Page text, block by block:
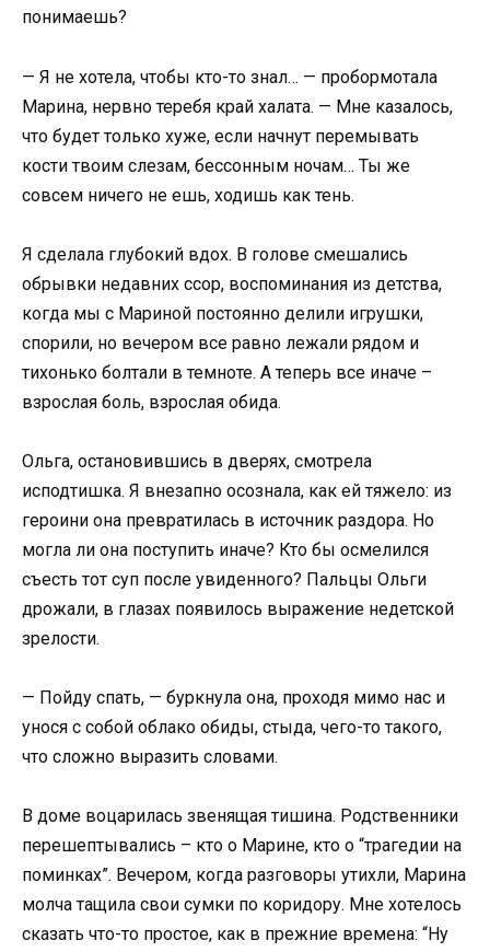
понимаешь?
— Я не хотела, чтобы кто-то знал… — пробормотала
Марина, нервно теребя край халата. — Мне казалось,
что будет только хуже, если начнут перемывать
кости твоим слезам, бессонным ночам… Ты же
совсем ничего не ешь, ходишь как тень.
Я сделала глубокий вдох. В голове смешались
обрывки недавних ссор, воспоминания из детства,
когда мы с Мариной постоянно делили игрушки,
спорили, но вечером все равно лежали рядом и
тихонько болтали в темноте. А теперь все иначе –
взрослая боль, взрослая обида.
Ольга, остановившись в дверях, смотрела
исподтишка. Я внезапно осознала, как ей тяжело: из
героини она превратилась в источник раздора. Но
могла ли она поступить иначе? Кто бы осмелился
съесть тот суп после увиденного? Пальцы Ольги
дрожали, в глазах появилось выражение недетской
зрелости.
— Пойду спать, — буркнула она, проходя мимо нас и
унося с собой облако обиды, стыда, чего-то такого,
что сложно выразить словами.
В доме воцарилась звенящая тишина. Родственники
перешептывались – кто о Марине, кто о “трагедии на
поминках”. Вечером, когда разговоры утихли, Марина
молча тащила свои сумки по коридору. Мне хотелось
сказать что-то простое, как в прежние времена: “Ну